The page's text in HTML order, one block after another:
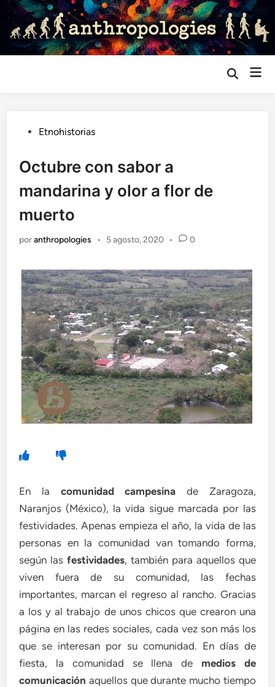
Saltar
contenido
Abrir
Publicado
Etnohistorias
Octubre con sabor a
mandarina y olor a flor de
muerto
poranthropologies • 5 agosto, 2020 • 0
En la comunidad campesina de Zaragoza,
Naranjos (México), la vida sigue marcada por las
festividades. Apenas empieza el año, la vida de las
personas en la comunidad van tomando forma,
según lasfestividades, también para aquellos que
viven fuera de su comunidad, las fechas
importantes, marcan el regreso al rancho. Gracias
a los y al trabajo de unos chicos que crearon una
página en las redes sociales, cada vez son más los
que se interesan por su comunidad. En días de
fiesta, la comunidad se llena de medios de
comunicación aquellos que durante mucho tiempo